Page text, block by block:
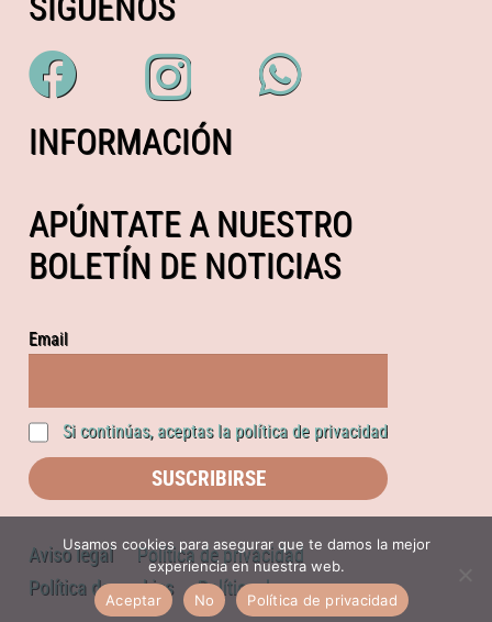
INFORMACIÓN
APÚNTATE A NUESTRO
BOLETÍN DE NOTICIAS
Email
Si continúas, aceptas la política de privacidad
Aviso legal
Política de privacidad
Política de cookies
Política de compras
Usamos cookies para asegurar que te damos la mejor
experiencia en nuestra web.
Aceptar
No Política de privacidad